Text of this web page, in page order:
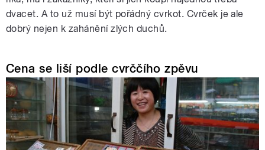
dvacet. A to už musí být pořádný cvrkot. Cvrček je ale
dobrý nejen k zahánění zlých duchů.
Cena se liší podle cvrččího zpěvu